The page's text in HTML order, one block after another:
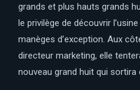
grands et plus hauts grands
le privilège de découvrir
manèges d’exception. Aux
directeur marketing, elle
nouveau grand huit qui sortira